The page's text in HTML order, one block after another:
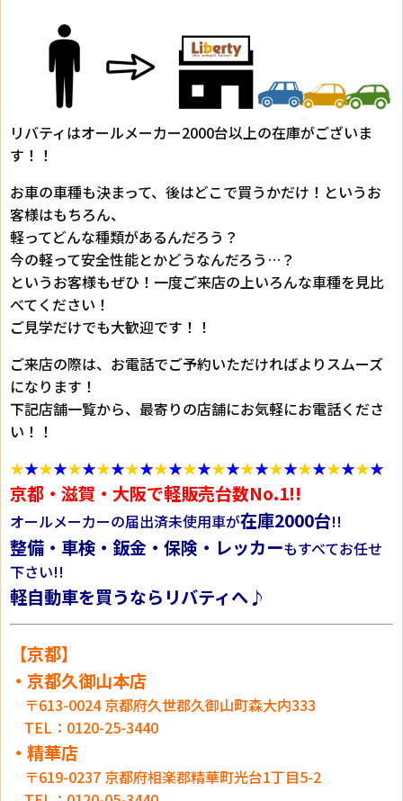
リバティはオールメーカー2000台以上の在庫がございま
す！！
お車の車種も決まって、後はどこで買うかだけ！というお
客様はもちろん、
軽ってどんな種類があるんだろう？
今の軽って安全性能とかどうなんだろう…？
というお客様もぜひ！一度ご来店の上いろんな車種を見比
べてください！
ご見学だけでも大歓迎です！！
ご来店の際は、お電話でご予約いただければよりスムーズ
になります！
下記店舗一覧から、最寄りの店舗にお気軽にお電話くださ
い！！
★★★★★★★★★★★★★★★★★★★★★★★★★★
京都・滋賀・大阪で軽販売台数No.1!!
オールメーカーの届出済未使用車が在庫2000台!!
整備・車検・鈑金・保険・レッカーもすべてお任せ
下さい!!
軽自動車を買うならリバティへ♪
【京都】
・京都久御山本店
〒613-0024 京都府久世郡久御山町森大内333
TEL：0120-25-3440
・精華店
〒619-0237 京都府相楽郡精華町光台1丁目5-2